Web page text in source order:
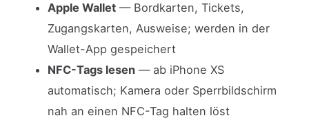
Apple Wallet— Bordkarten, Tickets,
Zugangskarten, Ausweise; werden in der
Wallet-App gespeichert
NFC-Tags lesen— ab iPhone XS
automatisch; Kamera oder Sperrbildschirm
nah an einen NFC-Tag halten löst